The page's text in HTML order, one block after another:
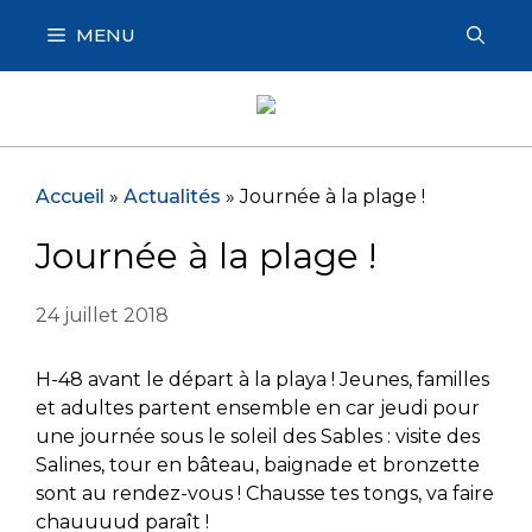
contenu
MENU
Accueil » Actualités »Journée à la plage !
Journée à la plage !
24 juillet 2018
H-48 avant le départ à la playa ! Jeunes, familles
et adultes partent ensemble en car jeudi pour
une journée sous le soleil des Sables : visite des
Salines, tour en bâteau, baignade et bronzette
sont au rendez-vous ! Chausse tes tongs, va faire
chauuuud paraît !